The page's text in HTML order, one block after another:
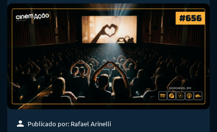
Publicado por: Rafael Arinelli